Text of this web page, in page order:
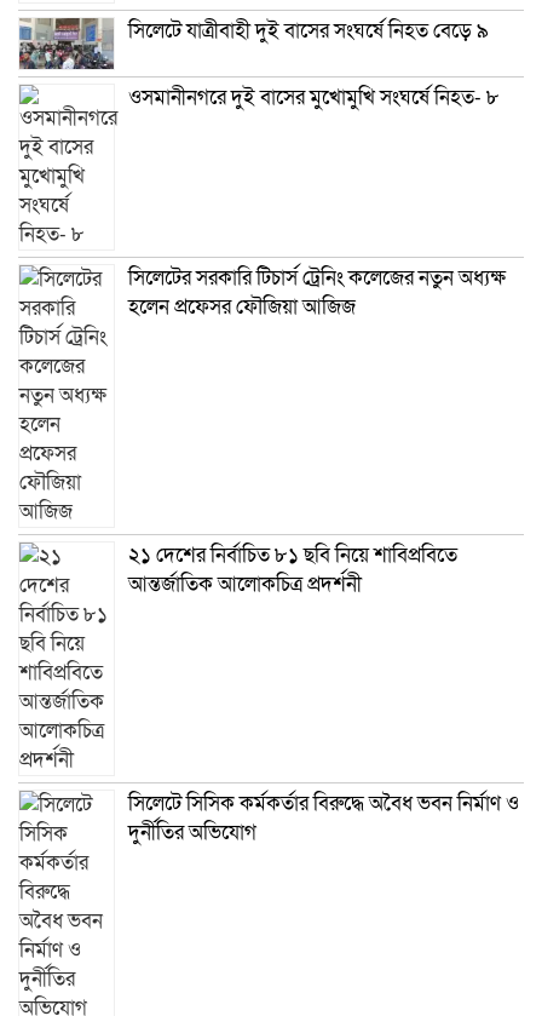
সিলেটে যাত্রীবাহী দুই বাসের সংঘর্ষে নিহত বেড়ে ৯
ওসমানীনগরে দুই বাসের মুখোমুখি সংঘর্ষে নিহত- ৮
সিলেটের সরকারি টিচার্স ট্রেনিং কলেজের নতুন অধ্যক্ষ
হলেন প্রফেসর ফৌজিয়া আজিজ
২১ দেশের নির্বাচিত ৮১ ছবি নিয়ে শাবিপ্রবিতে
আন্তর্জাতিক আলোকচিত্র প্রদর্শনী
সিলেটে সিসিক কর্মকর্তার বিরুদ্ধে অবৈধ ভবন নির্মাণ ও
দুর্নীতির অভিযোগ